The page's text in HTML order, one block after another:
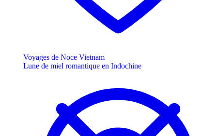
Voyages de Noce Vietnam
Lune de miel romantique en Indochine